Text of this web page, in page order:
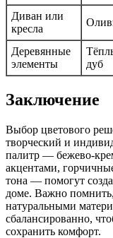
Диван или
кресла
Деревянные
элементы
дуб
Заключение
Выбор цветового
творческий и
палитр — бежево-
акцентами,
тона — помогут
доме. Важно
натуральными
сбалансированно,
сохранить комфорт.